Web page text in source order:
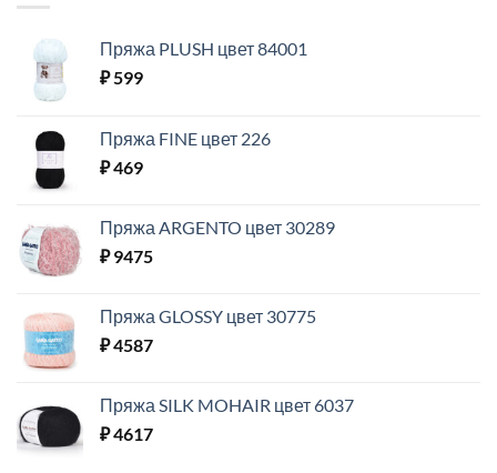
Пряжа PLUSH цвет 84001
₽599
Пряжа FINE цвет 226
₽469
Пряжа ARGENTO цвет 30289
₽9475
Пряжа GLOSSY цвет 30775
₽4587
Пряжа SILK MOHAIR цвет 6037
₽4617